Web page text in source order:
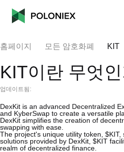
홈페이지 모든 암호화폐 KIT
KIT이란 무엇
업데이트됨:
DexKit is an advanced Decentralized
and KyberSwap to create a versatile
DexKit simplifies the creation of
swapping with ease.
The project's unique utility token,
solutions provided by DexKit, $KIT
realm of decentralized finance.